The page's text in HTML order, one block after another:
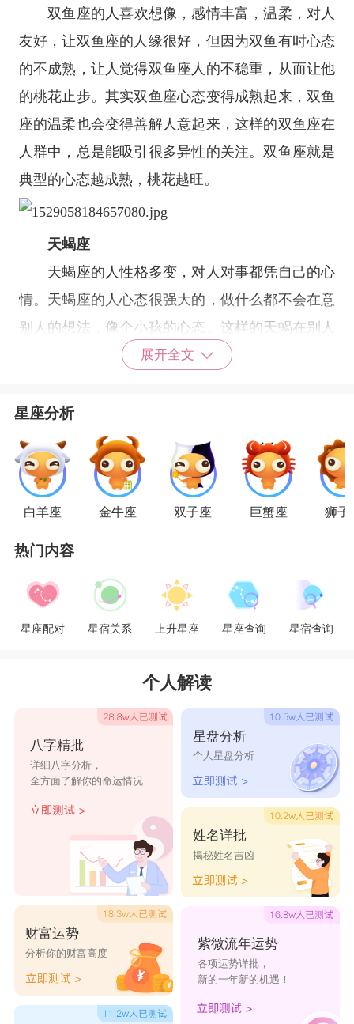
双鱼座的人喜欢想像，感情丰富，温柔，对人
友好，让双鱼座的人缘很好，但因为双鱼有时心态
的不成熟，让人觉得双鱼座人的不稳重，从而让他
的桃花止步。其实双鱼座心态变得成熟起来，双鱼
座的温柔也会变得善解人意起来，这样的双鱼座在
人群中，总是能吸引很多异性的关注。双鱼座就是
典型的心态越成熟，桃花越旺。
天蝎座
天蝎座的人性格多变，对人对事都凭自己的心
情。天蝎座的人心态很强大的，做什么都不会在意
别人的想法，像个小孩的心态。这样的天蝎在别人
眼里，有点神经，有点不成熟，这样没心机的天
的心态变得越成熟，越有魅力，才会吸引更多异性
的目光，桃花运也会跟着旺盛的。
射手座
刺激。射手座的心态一向都是走在年轻状态，做事
不顾后果，虽然朋友很多，人缘很好的但桃花运始
终不温不火。射手座的心态成熟后，处事方式也会
友，桃花运开始旺盛了。
星座乐原创文章，转载需注明出处
展开全文
星座分析
白羊座 金牛座 双子座 巨蟹座 狮子
热门内容
星座配对 星宿关系 上升星座 星座查询 星宿查询
个人解读
八字精批
详细八字分析，
全方面了解你的命运情况
财富运势
分析你的财富高度
星盘分析
个人星盘分析
姓名详批
揭秘姓名吉凶
紫微流年运势
各项运势详批，
新的一年新的机遇！